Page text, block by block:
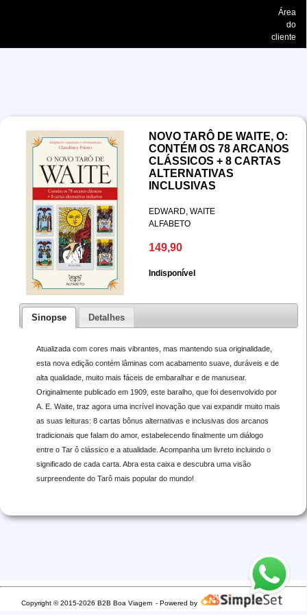
Área
do
cliente
NOVO TARÔ DE WAITE, O:
CONTÉM OS 78 ARCANOS
CLÁSSICOS + 8 CARTAS
ALTERNATIVAS
INCLUSIVAS
EDWARD, WAITE
ALFABETO
149,90
Indisponível
Sinopse Detalhes
Atualizada com cores mais vibrantes, mas mantendo sua originalidade,
esta nova edição contém lâminas com acabamento suave, duráveis e de
alta qualidade, muito mais fáceis de embaralhar e de manusear.
Originalmente publicado em 1909, este baralho, que foi desenvolvido por
A. E. Waite, traz agora uma incrível inovação que vai expandir muito mais
as suas leituras: 8 cartas bônus alternativas e inclusivas dos arcanos
tradicionais que falam do amor, estabelecendo finalmente um diálogo
entre o Tar ô clássico e a atualidade. Acompanha um livreto incluindo o
significado de cada carta. Abra esta caixa e descubra uma visão
surpreendente do Tarô mais popular do mundo!
Copyright © 2015-2026 B2B Boa Viagem - Powered by